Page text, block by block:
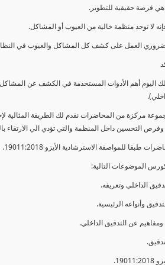
فرصة حقيقية للتطوير.
لا توجد منظمة خالية من العيوب أو المشاكل.
العمل على كشف كل المشاكل والعيوب في النظام
اليوم أهم الأدوات المستخدمة في الكشف عن
مركزة من المحاضرات نقدم لك الطريقة المثالية
وفرص التحسين داخل المنظمة والتي تؤدي الي
طبقا للمواصفة الاسترشادية الأيزو 19011:2018.
الموضوعات التالية: